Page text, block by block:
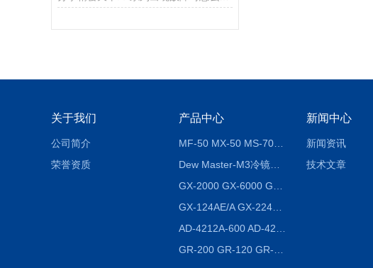
关于我们
公司简介
荣誉资质
产品中心
MF-50 MX-50 MS-70卤素水分测定仪 红外线水分仪
Dew Master-M3冷镜式露点仪
GX-124AE/A GX-224AE/A分析天平
新闻中心
新闻资讯
技术文章